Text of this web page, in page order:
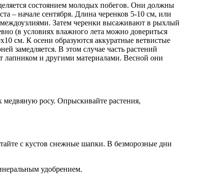
состоянием молодых побегов. Они должны
– начале сентября. Длина черенков 5-10 см, или
Затем черенки высаживают в рыхлый
(в условиях влажного лета можно довериться
см. К осени образуются аккуратные ветвистые
замедляется. В этом случае часть растений
лапником и другими материалами. Весной они
росу. Опрыскивайте растения,
с кустов снежные шапки. В безморозные дни
удобрением.